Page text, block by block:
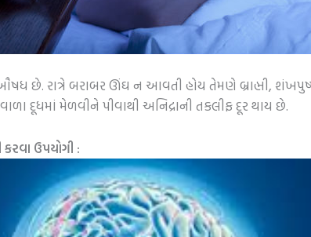
ઔષધ છે. રાત્રે બરાબર ઊંઘ ન આવતી હોય તેમણે બ્રાહ્મી,
દૂધમાં મેળવીને પીવાથી અનિદ્રાની તકલીફ દૂર થાય છે.
ઉપયોગી :